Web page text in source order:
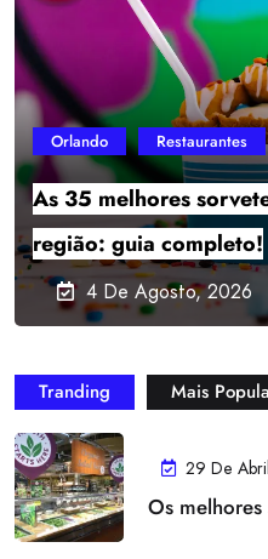
Walt Disney World
Natal 2026 na Disney:
novidades!
U
L
I
A
N
A
25 De Junho, 2026
Tranding Mais
29 De
Os